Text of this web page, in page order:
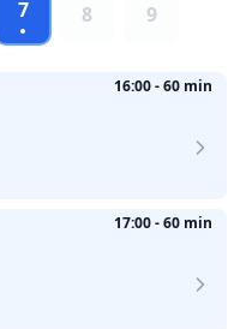
7 8 9
16:00 - 60 min
17:00 - 60 min